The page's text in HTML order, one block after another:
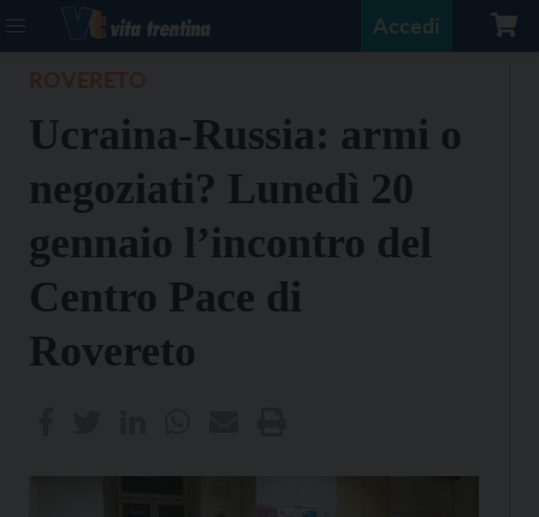
Accedi
Ucraina-Russia: armi o
negoziati? Lunedì 20
gennaio l’incontro del
Centro Pace di
Rovereto